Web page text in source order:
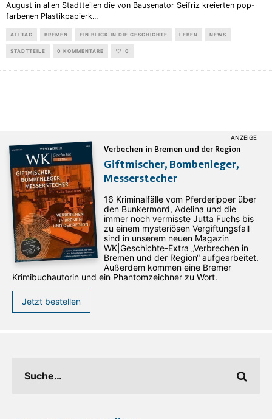
August in allen Stadtteilen die von Bausenator Seifriz kreierten pop-
farbenen Plastikpapierk...
ALLTAG BREMEN EIN BLICK IN DIE GESCHICHTE LEBEN NEWS
STADTTEILE 0 KOMMENTARE 0
Verbechen in Bremen und der Region
Giftmischer, Bombenleger,
Messerstecher
16 Kriminalfälle vom Pferderipper über
den Bunkermord, Adelina und die
immer noch vermisste Jutta Fuchs bis
zu einem mysteriösen Vergiftungsfall
sind in unserem neuen Magazin
WK|Geschichte-Extra „Verbrechen in
Bremen und der Region“ aufgearbeitet.
Außerdem kommen eine Bremer
Krimibuchautorin und ein Phantomzeichner zu Wort.
Jetzt bestellen